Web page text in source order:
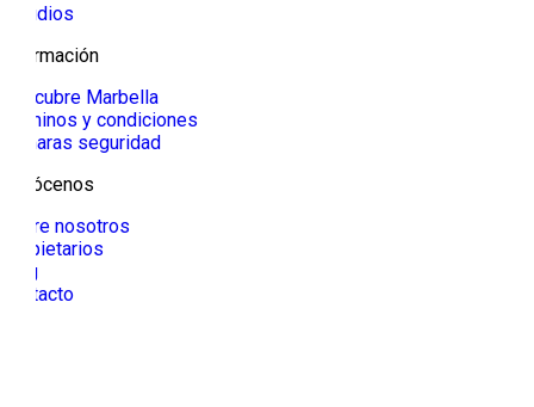
Estudios
Información
Descubre Marbella
Términos y condiciones
Cámaras seguridad
Conócenos
Sobre nosotros
Propietarios
Blog
Contacto